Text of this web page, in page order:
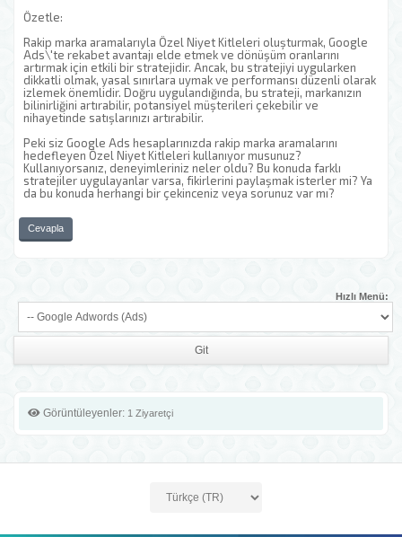
Özetle:
Rakip marka aramalarıyla Özel Niyet Kitleleri oluşturmak, Google
Ads\'te rekabet avantajı elde etmek ve dönüşüm oranlarını
artırmak için etkili bir stratejidir. Ancak, bu stratejiyi uygularken
dikkatli olmak, yasal sınırlara uymak ve performansı düzenli olarak
izlemek önemlidir. Doğru uygulandığında, bu strateji, markanızın
bilinirliğini artırabilir, potansiyel müşterileri çekebilir ve
nihayetinde satışlarınızı artırabilir.
Peki siz Google Ads hesaplarınızda rakip marka aramalarını
hedefleyen Özel Niyet Kitleleri kullanıyor musunuz?
Kullanıyorsanız, deneyimleriniz neler oldu? Bu konuda farklı
stratejiler uygulayanlar varsa, fikirlerini paylaşmak isterler mi? Ya
da bu konuda herhangi bir çekinceniz veya sorunuz var mı?
Cevapla
Hızlı Menü:
Görüntüleyenler: 1 Ziyaretçi